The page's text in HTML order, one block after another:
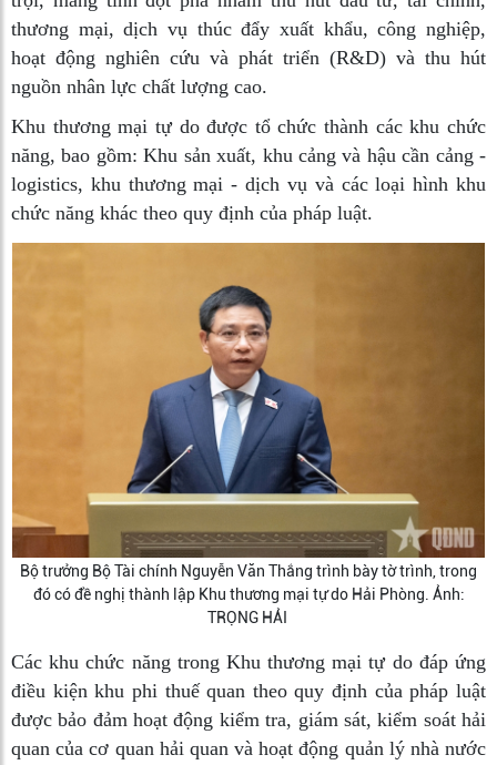
thương mại, dịch vụ thúc đẩy xuất khẩu, công nghiệp,
hoạt động nghiên cứu và phát triển (R&D) và thu hút
nguồn nhân lực chất lượng cao.
Khu thương mại tự do được tổ chức thành các khu chức
năng, bao gồm: Khu sản xuất, khu cảng và hậu cần cảng -
logistics, khu thương mại - dịch vụ và các loại hình khu
chức năng khác theo quy định của pháp luật.
Bộ trưởng Bộ Tài chính Nguyễn Văn Thắng trình bày tờ trình, trong
đó có đề nghị thành lập Khu thương mại tự do Hải Phòng. Ảnh:
TRỌNG HẢI
Các khu chức năng trong Khu thương mại tự do đáp ứng
điều kiện khu phi thuế quan theo quy định của pháp luật
được bảo đảm hoạt động kiểm tra, giám sát, kiểm soát hải
quan của cơ quan hải quan và hoạt động quản lý nhà nước